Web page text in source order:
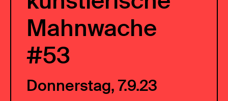
Mahnwache
#53
Donnerstag, 7.9.23